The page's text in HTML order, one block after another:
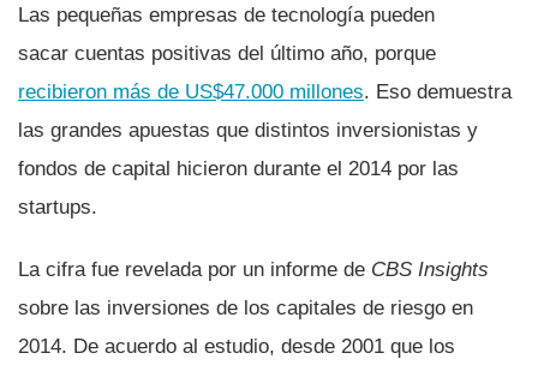
Las pequeñas empresas de tecnologí­a pueden
sacar cuentas positivas del último año, porque
recibieron más de US$47.000 millones. Eso demuestra
las grandes apuestas que distintos inversionistas y
fondos de capital hicieron durante el 2014 por las
startups.
La cifra fue revelada por un informe de CBS Insights
sobre las inversiones de los capitales de riesgo en
2014. De acuerdo al estudio, desde 2001 que los